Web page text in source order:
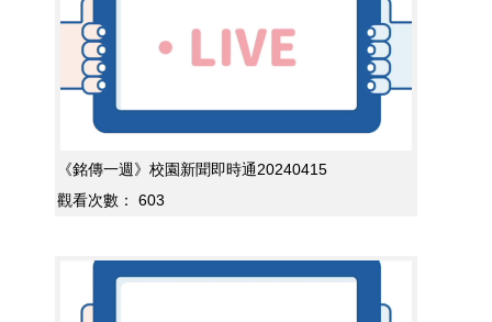
《銘傳一週》校園新聞即時通20240415
觀看次數：
603